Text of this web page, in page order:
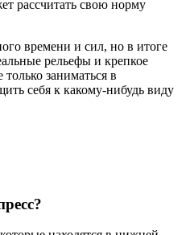
рассчитать свою норму
времени и сил, но в итоге
рельефы и крепкое
только заниматься в
себя к какому-нибудь виду